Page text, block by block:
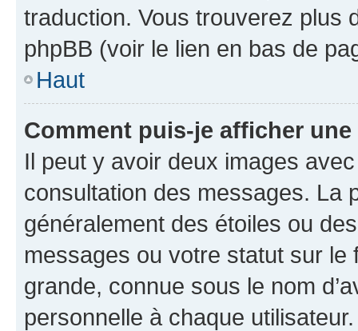
traduction. Vous trouverez plus
phpBB (voir le lien en bas de
Haut
Comment puis-je afficher
Il peut y avoir deux images
consultation des messages. La
généralement des étoiles ou
messages ou votre statut sur
grande, connue sous le nom
personnelle à chaque utilisateur.